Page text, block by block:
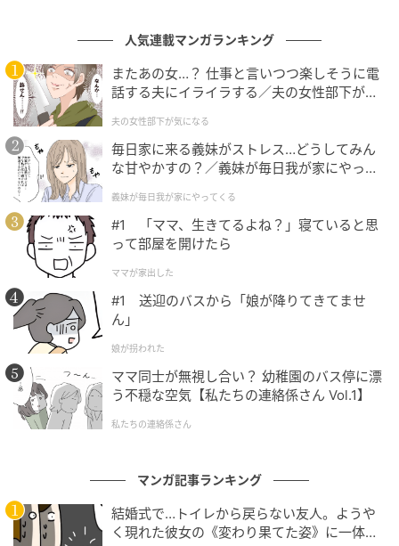
に、さとこさんの口からは思わず「えっ！」と驚きの
声が漏れます。
迷いつつも、さとこさんは手術を受けることを決意し
ます。
手術当日。「では萩原さん、手術を始めますね。麻酔
を入れますので眠くなります」という医師の声を最後
に、さとこさんの意識は遠のいていきました。
手術から1週間、再び襲った息苦しさ
人気連載マンガランキング
またあの女…？ 仕事と言いつつ楽しそうに電
話する夫にイライラする／夫の女性部下が気
夫の女性部下が気になる
毎日家に来る義妹がストレス…どうしてみん
な甘やかすの？／義妹が毎日我が家にやって
が】
義妹が毎日我が家にやってくる
#1 「ママ、生きてるよね？」寝ていると思
って部屋を開けたら
ママが家出した
#1 送迎のバスから「娘が降りてきてませ
ん」
娘が拐われた
ママ同士が無視し合い？ 幼稚園のバス停に漂
う不穏な空気【私たちの連絡係さん Vol.1】
私たちの連絡係さん
マンガ記事ランキング
結婚式で…トイレから戻らない友人。ようや
く現れた彼女の《変わり果てた姿》に一体何